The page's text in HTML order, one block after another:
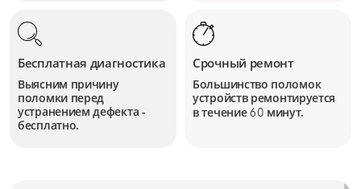
Бесплатная диагностика
Выясним причину
поломки перед
устранением дефекта -
бесплатно.
Срочный ремонт
Большинство поломок
устройств ремонтируется
в течение60 минут.